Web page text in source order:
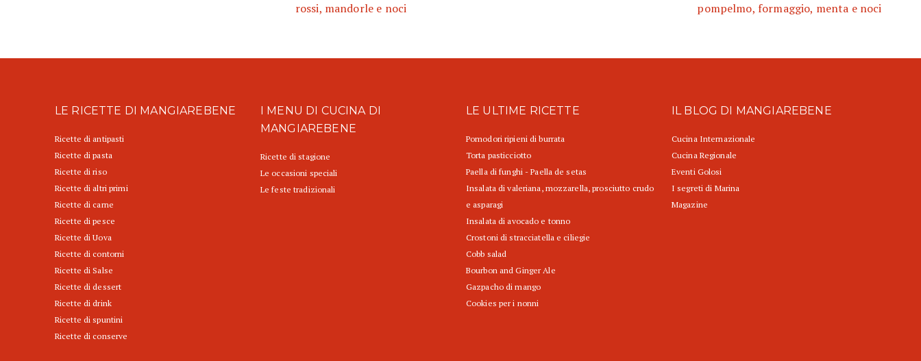
rossi, mandorle e noci
pompelmo, formaggio, menta e noci
LE RICETTE DI MANGIAREBENE
Ricette di antipasti
Ricette di pasta
Ricette di riso
Ricette di altri primi
Ricette di carne
Ricette di pesce
Ricette di Uova
Ricette di contorni
Ricette di Salse
Ricette di dessert
Ricette di drink
Ricette di spuntini
Ricette di conserve
I MENU DI CUCINA DI
MANGIAREBENE
Ricette di stagione
Le occasioni speciali
Le feste tradizionali
LE ULTIME RICETTE
Pomodori ripieni di burrata
Torta pasticciotto
Paella di funghi - Paella de setas
Insalata di valeriana, mozzarella, prosciutto crudo
e asparagi
Insalata di avocado e tonno
Crostoni di stracciatella e ciliegie
Cobb salad
Bourbon and Ginger Ale
Gazpacho di mango
Cookies per i nonni
IL BLOG DI MANGIAREBENE
Cucina Internazionale
Cucina Regionale
Eventi Golosi
I segreti di Marina
Magazine